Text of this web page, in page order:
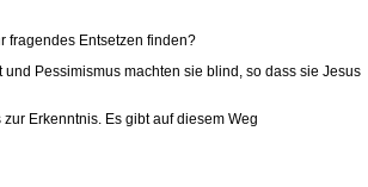
fragendes Entsetzen finden?
Pessimismus machten sie blind, so dass sie Jesus
Erkenntnis. Es gibt auf diesem Weg